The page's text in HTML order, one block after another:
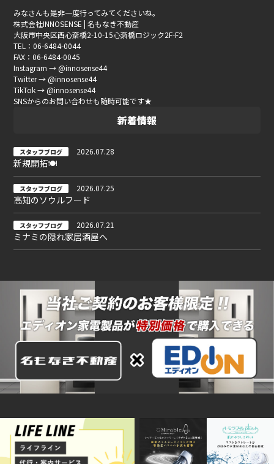
みなさんも是非一度行ってみてくださいね。
株式会社INNOSENSE | 名もなき不動産
大阪市中央区西心斎橋2-10-15心斎橋ロジック2F-F2
TEL：06-6484-0044
FAX：06-6484-0045
Instagram → @innosense44
Twitter → @innosense44
TikTok → @innosense44
SNSからのお問い合わせも随時可能です★
新着情報
スタッフブログ 2026.07.28
新規開拓🍽
スタッフブログ 2026.07.25
高知のソウルフード
スタッフブログ 2026.07.21
ミナミの隠れ家居酒屋へ